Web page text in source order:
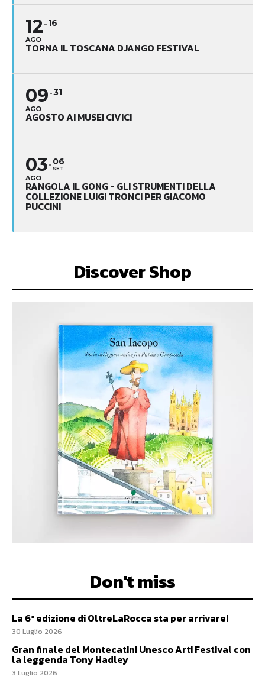
12
AGO
16
TORNA IL TOSCANA DJANGO FESTIVAL
09
AGO
31
AGOSTO AI MUSEI CIVICI
03
AGO
06
SET
RANGOLA IL GONG - GLI STRUMENTI DELLA
COLLEZIONE LUIGI TRONCI PER GIACOMO
PUCCINI
Discover Shop
Don't miss
La 6ª edizione di OltreLaRocca sta per arrivare!
30 Luglio 2026
Gran finale del Montecatini Unesco Arti Festival con
la leggenda Tony Hadley
3 Luglio 2026